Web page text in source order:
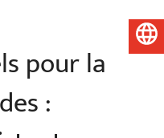
pour la
:
Français